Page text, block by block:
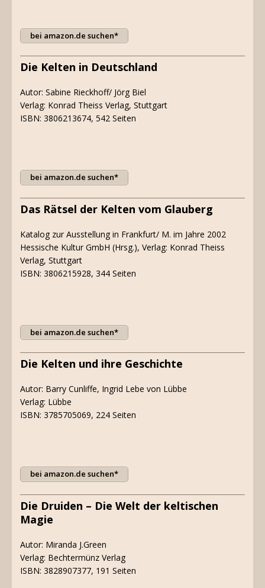
bei amazon.de suchen*
Die Kelten in Deutschland
Autor: Sabine Rieckhoff/ Jörg Biel
Verlag: Konrad Theiss Verlag, Stuttgart
ISBN: 3806213674, 542 Seiten
bei amazon.de suchen*
Das Rätsel der Kelten vom Glauberg
Katalog zur Ausstellung in Frankfurt/ M. im Jahre 2002
Hessische Kultur GmbH (Hrsg.), Verlag: Konrad Theiss
Verlag, Stuttgart
ISBN: 3806215928, 344 Seiten
bei amazon.de suchen*
Die Kelten und ihre Geschichte
Autor: Barry Cunliffe, Ingrid Lebe von Lübbe
Verlag: Lübbe
ISBN: 3785705069, 224 Seiten
bei amazon.de suchen*
Die Druiden – Die Welt der keltischen
Magie
Autor: Miranda J.Green
Verlag: Bechtermünz Verlag
ISBN: 3828907377, 191 Seiten